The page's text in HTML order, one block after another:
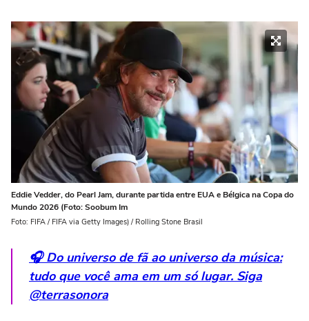
Eddie Vedder, do Pearl Jam, durante partida entre EUA e Bélgica na Copa do
Mundo 2026 (Foto: Soobum Im
Foto: FIFA / FIFA via Getty Images) / Rolling Stone Brasil
🎧 Do universo de fã ao universo da música:
tudo que você ama em um só lugar. Siga
@terrasonora